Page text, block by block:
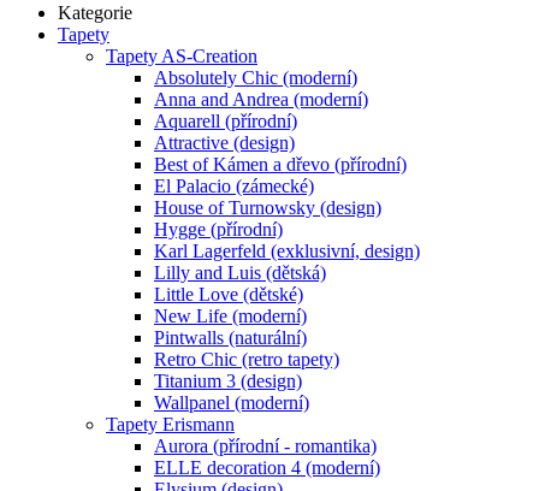
Kategorie
Tapety
Tapety AS-Creation
Absolutely Chic (moderní)
Anna and Andrea (moderní)
Aquarell (přírodní)
Attractive (design)
Best of Kámen a dřevo (přírodní)
El Palacio (zámecké)
House of Turnowsky (design)
Hygge (přírodní)
Karl Lagerfeld (exklusivní, design)
Lilly and Luis (dětská)
Little Love (dětské)
New Life (moderní)
Pintwalls (naturální)
Retro Chic (retro tapety)
Titanium 3 (design)
Wallpanel (moderní)
Tapety Erismann
Aurora (přírodní - romantika)
ELLE decoration 4 (moderní)